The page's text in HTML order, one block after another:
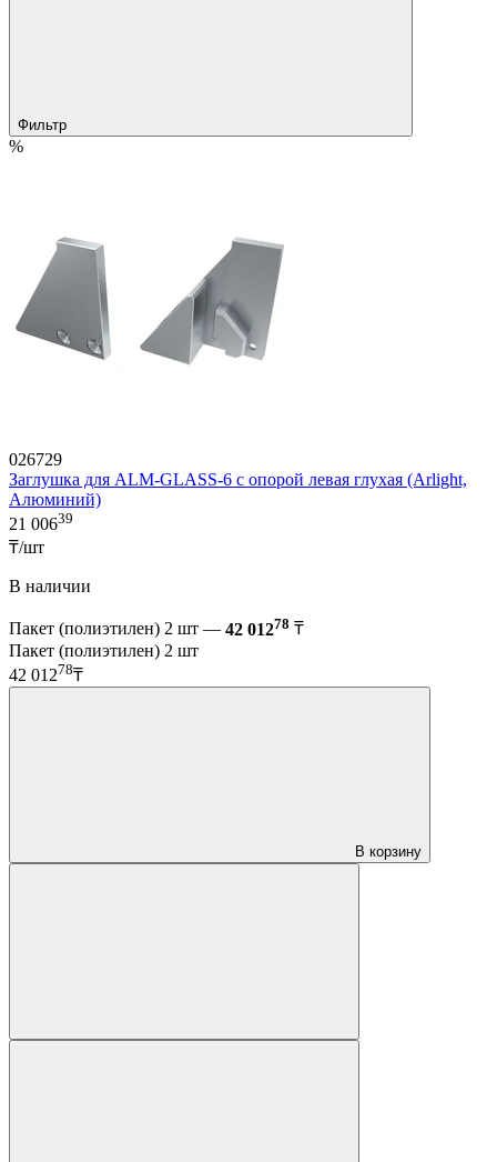
Фильтр
%
026729
Заглушка для ALM-GLASS-6 с опорой левая глухая (Arlight,
Алюминий)
21 00639
₸/шт
В наличии
Пакет (полиэтилен) 2 шт — 42 01278 ₸
Пакет (полиэтилен) 2 шт
42 01278₸
В корзину